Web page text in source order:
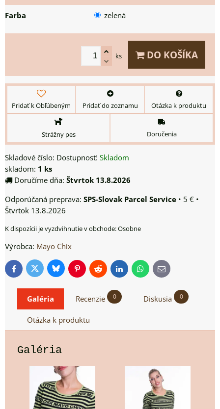
Farba zelená
ks DO KOŠÍKA
Pridať k Obľúbeným Pridať do zoznamu Otázka k produktu
Strážny pes Doručenia
Skladové číslo: Dostupnosť: Skladom
skladom: 1 ks
Doručíme dňa: Štvrtok 13.8.2026
SPS-Slovak Parcel Service • 5 € •
Štvrtok 13.8.2026
Osobne
Výrobca: Mayo Chix
FacebookTwitterBlueskyPinterestReddit LinkedInWhatsApp
E-
mail
Galéria Recenzie 0 Diskusia 0
Otázka k produktu
Galéria